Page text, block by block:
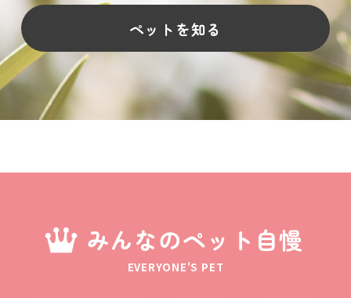
ペットを知る
みんなのペット自慢
EVERYONE'S PET